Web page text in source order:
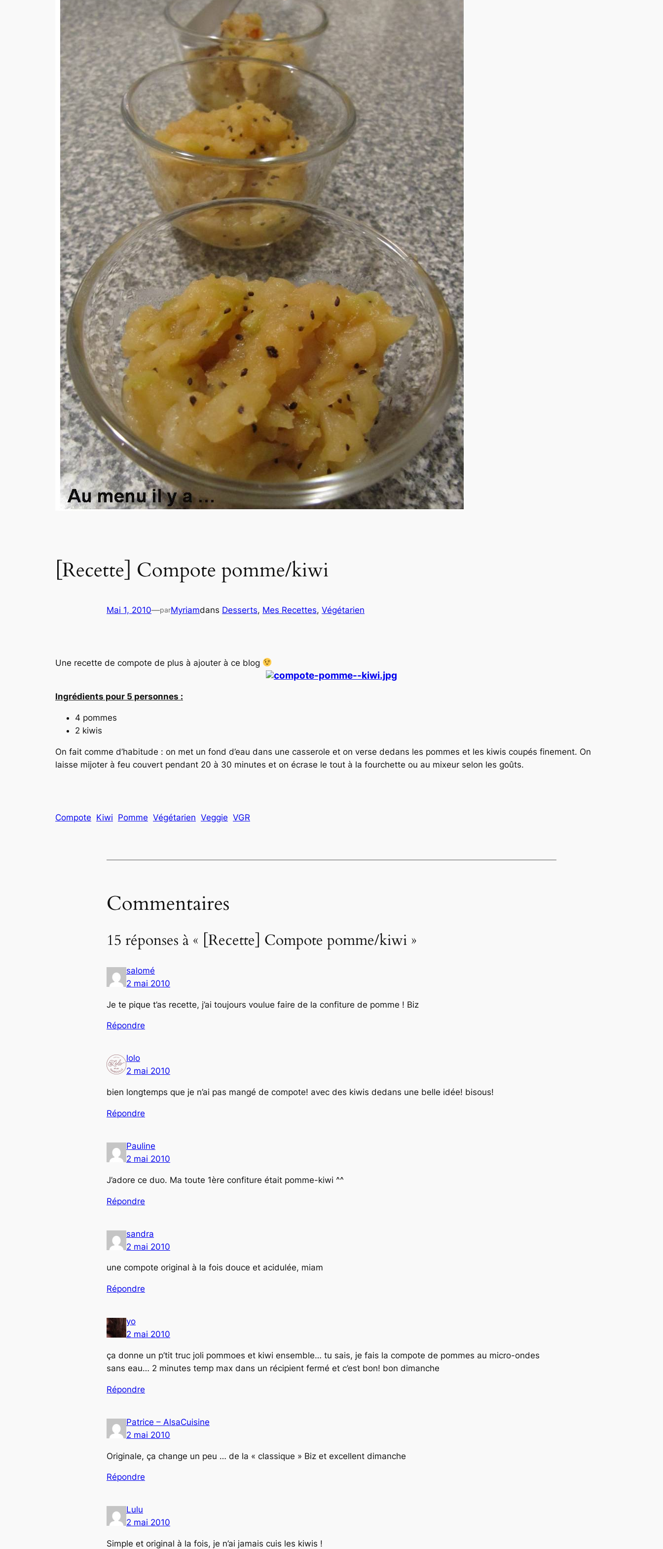
[Recette] Compote pomme/kiwi
Mai 1, 2010—parMyriamdans Desserts, Mes Recettes, Végétarien
Une recette de compote de plus à ajouter à ce blog
Ingrédients pour 5 personnes :
4 pommes
2 kiwis
On fait comme d’habitude : on met un fond d’eau dans une casserole et on verse dedans les pommes et les kiwis coupés finement. On
laisse mijoter à feu couvert pendant 20 à 30 minutes et on écrase le tout à la fourchette ou au mixeur selon les goûts.
Compote Kiwi Pomme Végétarien Veggie VGR
Commentaires
15 réponses à « [Recette] Compote pomme/kiwi »
salomé
2 mai 2010
Je te pique t’as recette, j’ai toujours voulue faire de la confiture de pomme ! Biz
Répondre
lolo
2 mai 2010
bien longtemps que je n’ai pas mangé de compote! avec des kiwis dedans une belle idée! bisous!
Répondre
Pauline
2 mai 2010
J’adore ce duo. Ma toute 1ère confiture était pomme-kiwi ^^
Répondre
sandra
2 mai 2010
une compote original à la fois douce et acidulée, miam
Répondre
yo
2 mai 2010
ça donne un p’tit truc joli pommoes et kiwi ensemble… tu sais, je fais la compote de pommes au micro-ondes
sans eau… 2 minutes temp max dans un récipient fermé et c’est bon! bon dimanche
Répondre
Patrice – AlsaCuisine
2 mai 2010
Originale, ça change un peu … de la « classique » Biz et excellent dimanche
Répondre
Lulu
2 mai 2010
Simple et original à la fois, je n’ai jamais cuis les kiwis !